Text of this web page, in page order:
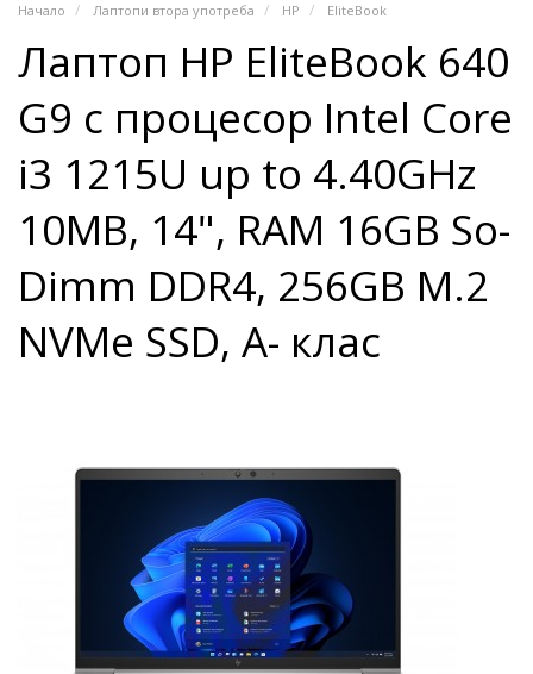
Начало Лаптопи втора употреба HP EliteBook
Лаптоп HP EliteBook 640
G9 с процесор Intel Core
i3 1215U up to 4.40GHz
10MB, 14", RAM 16GB So-
Dimm DDR4, 256GB M.2
NVMe SSD, A- клас